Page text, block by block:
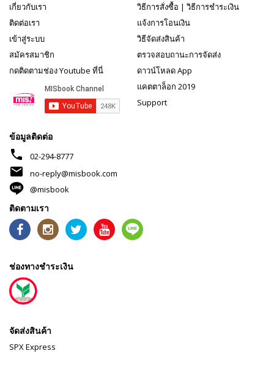
เกี่ยวกับเรา
ติดต่อเรา
เข้าสู่ระบบ
สมัครสมาชิก
กดติดตามช่อง Youtube ที่นี่
วิธีการสั่งซื้อ | วิธีการชำระเงิน
แจ้งการโอนเงิน
วิธีจัดส่งสินค้า
ตรวจสอบถานะการจัดส่ง
ดาวน์โหลด App
แคตตาล็อก 2019
Support
ข้อมูลติดต่อ
phone 02-294-8777
mail
no-reply@misbook.com
@misbook
ติดตามเรา
ช่องทางชำระเงิน
จัดส่งสินค้า
SPX Express